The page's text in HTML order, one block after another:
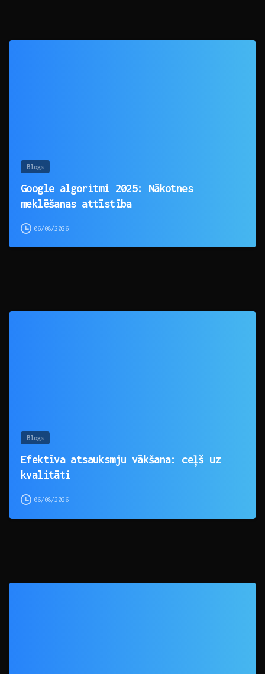
Blogs
Google algoritmi 2025: Nākotnes
meklēšanas attīstība
06/08/2026
Blogs
Efektīva atsauksmju vākšana: ceļš uz
kvalitāti
06/08/2026